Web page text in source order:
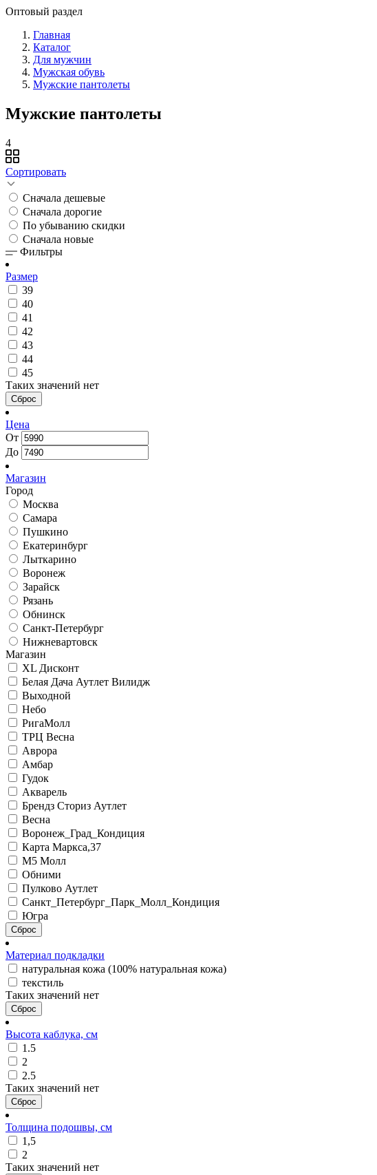
Оптовый раздел
Главная
Каталог
Для мужчин
Мужская обувь
Мужские пантолеты
Мужские пантолеты
4
Сортировать
Сначала дешевые
Сначала дорогие
По убыванию скидки
Сначала новые
Фильтры
Размер
39
40
41
42
43
44
45
Таких значений нет
Сброс
Цена
От
До
Магазин
Город
Москва
Самара
Пушкино
Екатеринбург
Лыткарино
Воронеж
Зарайск
Рязань
Обнинск
Санкт-Петербург
Нижневартовск
Магазин
XL Дисконт
Белая Дача Аутлет Вилидж
Выходной
Небо
РигаМолл
ТРЦ Весна
Аврора
Амбар
Гудок
Акварель
Брендз Сториз Аутлет
Весна
Воронеж_Град_Кондиция
Карта Маркса,37
М5 Молл
Обними
Пулково Аутлет
Санкт_Петербург_Парк_Молл_Кондиция
Югра
Сброс
Материал подкладки
натуральная кожа (100% натуральная кожа)
текстиль
Таких значений нет
Сброс
Высота каблука, см
1.5
2
2.5
Таких значений нет
Сброс
Толщина подошвы, см
1,5
2
Таких значений нет